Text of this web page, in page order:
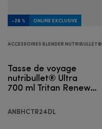
-28 % ONLINE EXCLUSIVE
ACCESSOIRES BLENDER NUTRIBULLET®
Tasse de voyage
nutribullet® Ultra
700 ml Tritan Renew
emporter
ANBHCTR24DL